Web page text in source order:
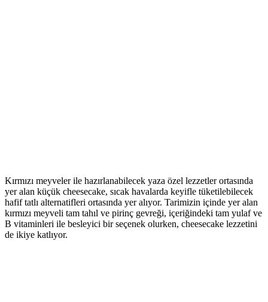
Kırmızı meyveler ile hazırlanabilecek yaza özel lezzetler ortasında
yer alan küçük cheesecake, sıcak havalarda keyifle tüketilebilecek
hafif tatlı alternatifleri ortasında yer alıyor. Tarimizin içinde yer alan
kırmızı meyveli tam tahıl ve pirinç gevreği, içeriğindeki tam yulaf ve
B vitaminleri ile besleyici bir seçenek olurken, cheesecake lezzetini
de ikiye katlıyor.